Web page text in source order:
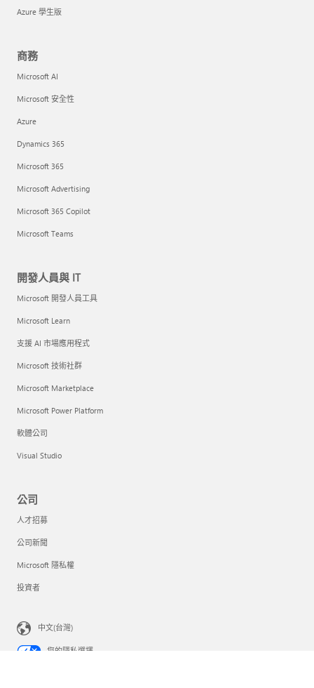
Azure 學生版
商務
Microsoft AI
Microsoft 安全性
Azure
Dynamics 365
Microsoft 365
Microsoft Advertising
Microsoft 365 Copilot
Microsoft Teams
開發人員與 IT
Microsoft 開發人員工具
Microsoft Learn
支援 AI 市場應用程式
Microsoft 技術社群
Microsoft Marketplace
Microsoft Power Platform
軟體公司
Visual Studio
公司
人才招募
公司新聞
Microsoft 隱私權
投資者
中文(台灣)
您的隱私選擇